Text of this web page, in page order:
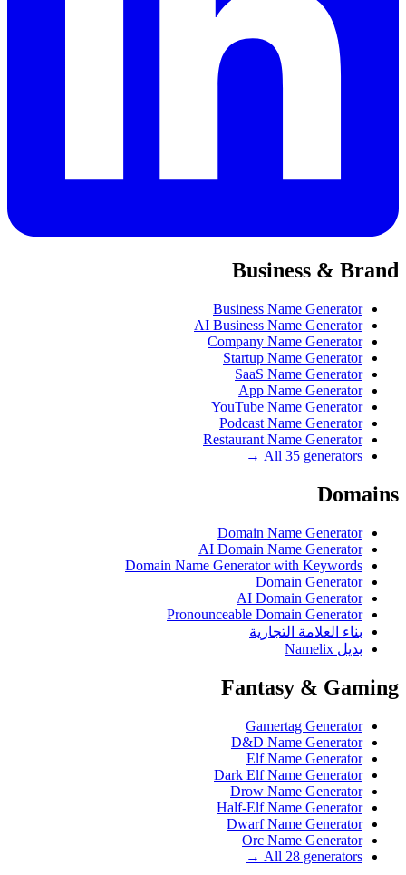
Business & Brand
Business Name Generator
AI Business Name Generator
Company Name Generator
Startup Name Generator
SaaS Name Generator
App Name Generator
YouTube Name Generator
Podcast Name Generator
Restaurant Name Generator
All 35 generators →
Domains
Domain Name Generator
AI Domain Name Generator
Domain Name Generator with Keywords
Domain Generator
AI Domain Generator
Pronounceable Domain Generator
بناء العلامة التجارية
بديل Namelix
Fantasy & Gaming
Gamertag Generator
D&D Name Generator
Elf Name Generator
Dark Elf Name Generator
Drow Name Generator
Half-Elf Name Generator
Dwarf Name Generator
Orc Name Generator
All 28 generators →